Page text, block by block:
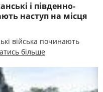
і південно-
наступ на місця
війська починають
більше